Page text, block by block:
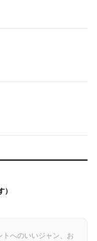
へのいいジャン、お